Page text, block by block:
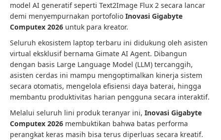
model AI generatif seperti Text2Image Flux 2 secara lancar
demi menyempurnakan portofolio Inovasi Gigabyte
Computex 2026 untuk para kreator.
Seluruh ekosistem laptop terbaru ini didukung oleh asisten
virtual eksklusif bernama Gimate AI Agent. Dibangun
dengan basis Large Language Model (LLM) tercanggih,
asisten cerdas ini mampu mengoptimalkan kinerja sistem
secara otomatis, mengelola efisiensi daya baterai, hingga
membantu produktivitas harian pengguna secara interaktif.
Melalui seluruh lini produk teranyar ini, Inovasi Gigabyte
Computex 2026 membuktikan bahwa batas performa
perangkat keras masih bisa terus diperluas secara kreatif.